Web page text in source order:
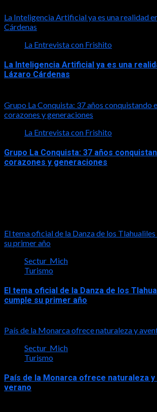
La Inteligencia Artificial ya es una realidad
Cárdenas
La Entrevista con Frishito
La Inteligencia Artificial ya es una
Lázaro Cárdenas
Grupo La Conquista: 37 años conquistando
corazones y generaciones
La Entrevista con Frishito
Grupo La Conquista: 37 años
corazones y generaciones
El tema oficial de la Danza de los
su primer año
Sectur_Mich
Turismo
El tema oficial de la Danza de los
cumple su primer año
País de la Monarca ofrece naturaleza y
Sectur_Mich
Turismo
País de la Monarca ofrece naturaleza
verano